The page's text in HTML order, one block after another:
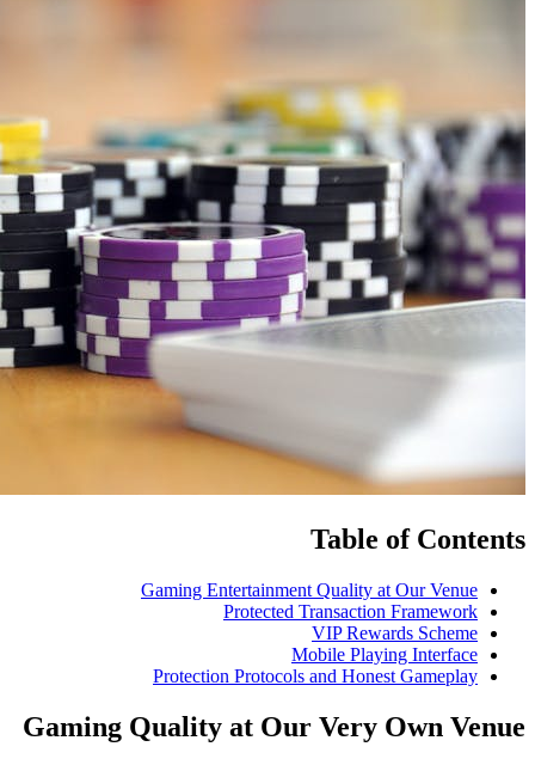
Gaming
Protection
Gaming Quality at